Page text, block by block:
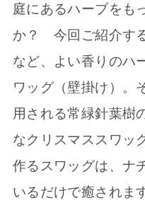
庭にあるハーブをも
か？ 今回ご紹介す
など、よい香りのハ
ワッグ（壁掛け）。
用される常緑針葉樹
なクリスマススワ
作るスワッグは、ナ
いるだけで癒されま